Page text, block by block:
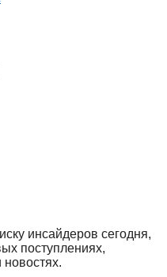
инсайдеров сегодня,
поступлениях,